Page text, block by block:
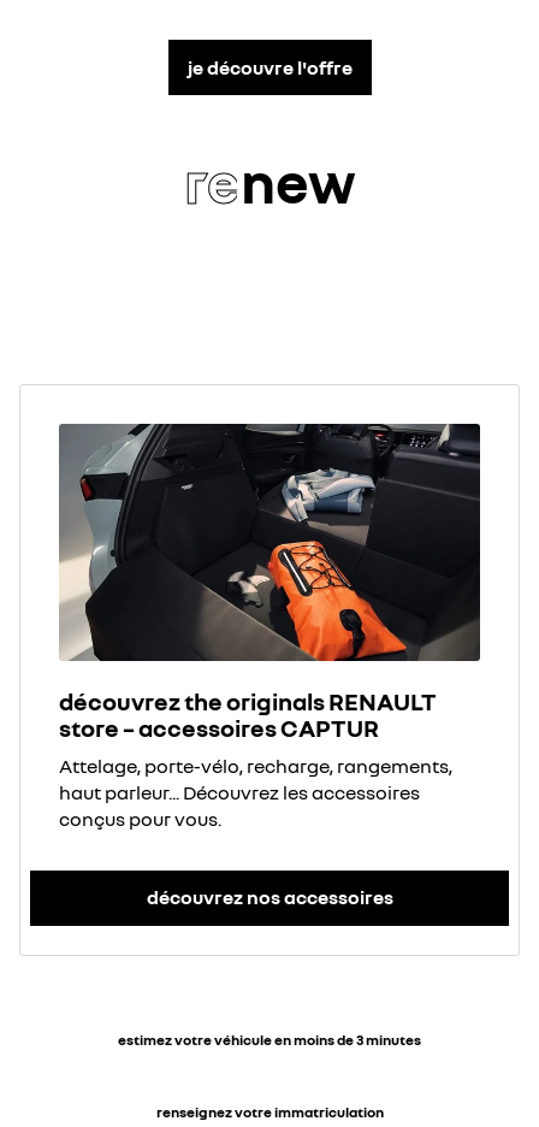
je découvre l'offre
renew
découvrez the originals RENAULT
store – accessoires CAPTUR
Attelage, porte-vélo, recharge, rangements,
haut parleur... Découvrez les accessoires
conçus pour vous.
découvrez nos accessoires
estimez votre véhicule en moins de 3 minutes
renseignez votre immatriculation